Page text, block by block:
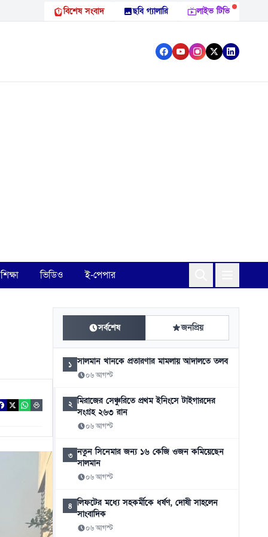
বিশেষ সংবাদ ছবি গ্যালারি লাইভ টিভি
শিক্ষা ভিডিও ই-পেপার
সর্বশেষ জনপ্রিয়
১ সালমান খানকে প্রতারণার মামলায় আদালতে তলব
০৬ আগস্ট
২ মিরাজের সেঞ্চুরিতে প্রথম ইনিংসে টাইগারদের
সংগ্রহ ২৬৩ রান
০৬ আগস্ট
৩ নতুন সিনেমার জন্য ১৬ কেজি ওজন কমিয়েছেন
সালমান
০৬ আগস্ট
৪ লিফটের মধ্যে সহকর্মীকে ধর্ষণ, দোষী সাহলেন
সাংবাদিক
০৬ আগস্ট